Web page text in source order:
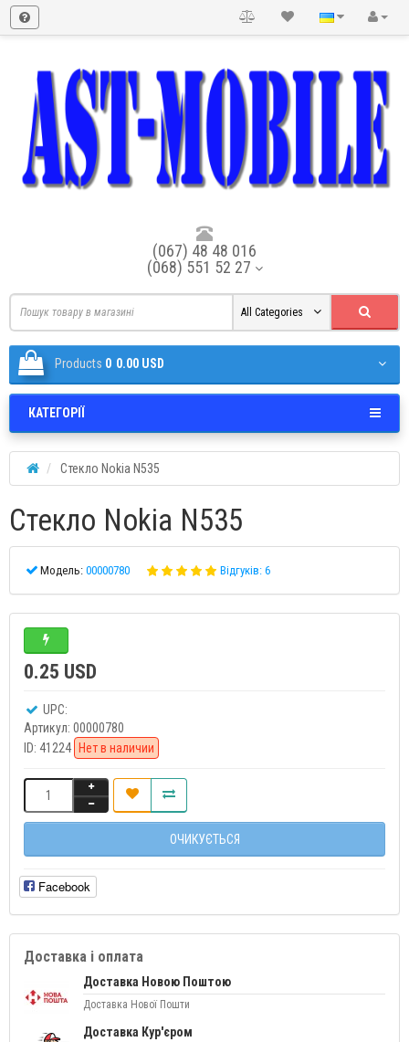
(067) 48 48 016
(068) 551 52 27
All Categories
Products 0 0.00 USD
КАТЕГОРІЇ
Стекло Nokia N535
Стекло Nokia N535
Модель: 00000780 Відгуків: 6
0.25 USD
UPC:
Артикул: 00000780
ID: 41224 Нет в наличии
ОЧИКУЄТЬСЯ
Facebook
Доставка і оплата
Доставка Новою Поштою
Доставка Нової Пошти
Доставка Кур'єром